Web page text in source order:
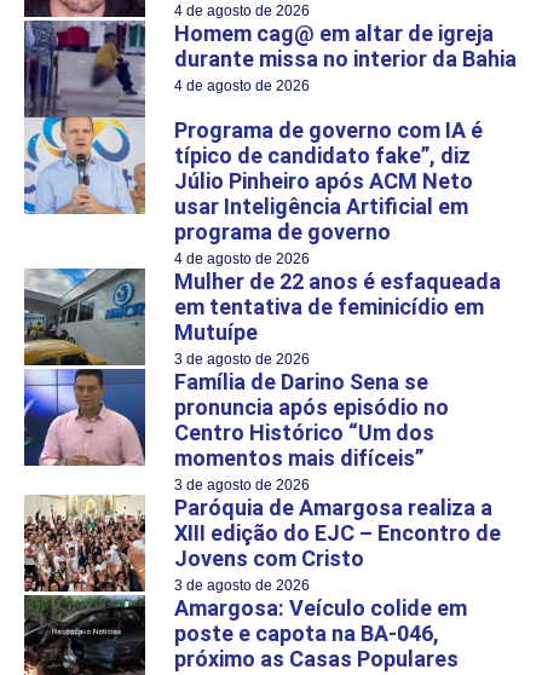
4 de agosto de 2026
Homem cag@ em altar de igreja
durante missa no interior da Bahia
4 de agosto de 2026
Programa de governo com IA é
típico de candidato fake”, diz
Júlio Pinheiro após ACM Neto
usar Inteligência Artificial em
programa de governo
4 de agosto de 2026
Mulher de 22 anos é esfaqueada
em tentativa de feminicídio em
Mutuípe
3 de agosto de 2026
Família de Darino Sena se
pronuncia após episódio no
Centro Histórico “Um dos
momentos mais difíceis”
3 de agosto de 2026
Paróquia de Amargosa realiza a
XIII edição do EJC – Encontro de
Jovens com Cristo
3 de agosto de 2026
Amargosa: Veículo colide em
poste e capota na BA-046,
próximo as Casas Populares